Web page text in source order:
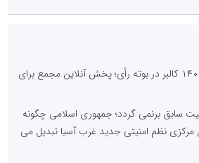
صورت‌های مالی سال ۱۴۰۴ کالبر در بوته رأی؛ پخش آنلاین مجمع برای
سابق برنمی گردد؛ جمهوری اسلامی چگونه
مرکزی نظم امنیتی جدید غرب آسیا تبدیل می